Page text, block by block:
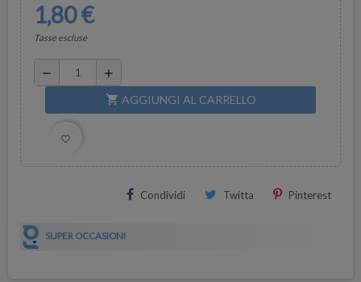
1,80 €
Tasse escluse
remove add
shopping_cart AGGIUNGI AL CARRELLO
favorite_border
Condividi Twitta Pinterest
SUPER OCCASIONI